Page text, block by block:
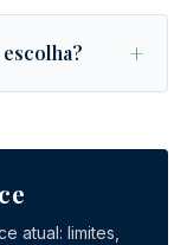
escolha? +
atual: limites,